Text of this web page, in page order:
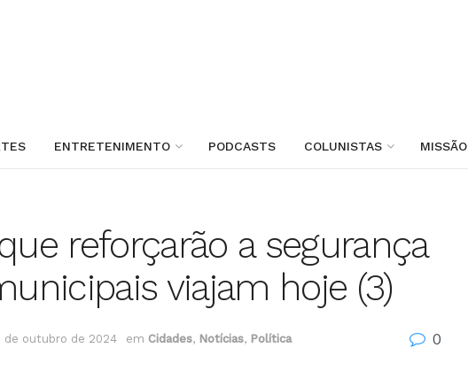
ENTRETENIMENTO PODCASTS COLUNISTAS MISSÃO
reforçarão a segurança
viajam hoje (3)
de outubro de 2024 em Cidades, Notícias, Política 0